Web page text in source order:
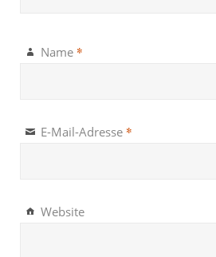
Name *
E-Mail-Adresse *
Website